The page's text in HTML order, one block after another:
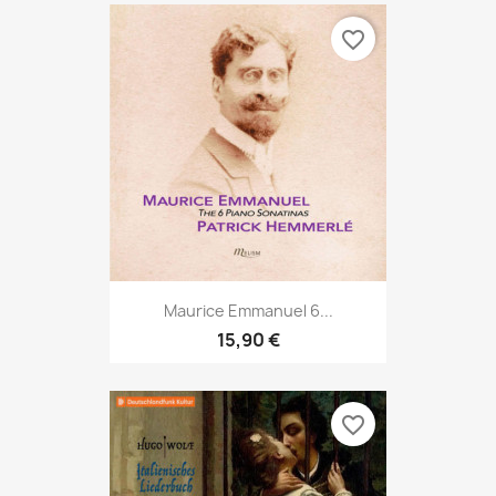
Maurice Emmanuel 6...
15,90 €
favorite_border
favorite_border